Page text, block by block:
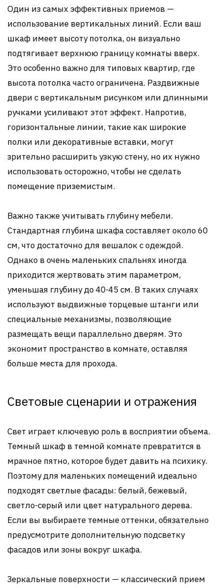
Один из самых эффективных приемов —
использование вертикальных линий. Если ваш
шкаф имеет высоту потолка, он визуально
подтягивает верхнюю границу комнаты вверх.
Это особенно важно для типовых квартир, где
высота потолка часто ограничена. Раздвижные
двери с вертикальным рисунком или длинными
ручками усиливают этот эффект. Напротив,
горизонтальные линии, такие как широкие
полки или декоративные вставки, могут
зрительно расширить узкую стену, но их нужно
использовать осторожно, чтобы не сделать
помещение приземистым.
Важно также учитывать глубину мебели.
Стандартная глубина шкафа составляет около 60
см, что достаточно для вешалок с одеждой.
Однако в очень маленьких спальнях иногда
приходится жертвовать этим параметром,
уменьшая глубину до 40-45 см. В таких случаях
используют выдвижные торцевые штанги или
специальные механизмы, позволяющие
размещать вещи параллельно дверям. Это
экономит пространство в комнате, оставляя
больше места для прохода.
Световые сценарии и отражения
Свет играет ключевую роль в восприятии объема.
Темный шкаф в темной комнате превратится в
мрачное пятно, которое будет давить на психику.
Поэтому для маленьких помещений идеально
подходят светлые фасады: белый, бежевый,
светло-серый или цвет натурального дерева.
Если вы выбираете темные оттенки, обязательно
предусмотрите дополнительную подсветку
фасадов или зоны вокруг шкафа.
Зеркальные поверхности — классический прием